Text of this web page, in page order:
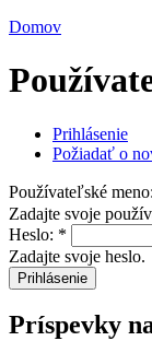
Domov
Prihlásenie
Požiadať o
Používateľské meno:
Zadajte svoje
Heslo: *
Zadajte svoje heslo.
Príspevky